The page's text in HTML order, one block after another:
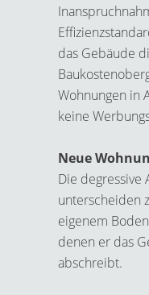
das Gebäude
Wohnungen in
keine
Neue
Die degressive
unterscheiden
eigenem
denen er das
abschreibt.